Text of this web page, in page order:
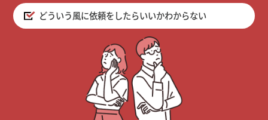
どういう風に依頼をしたらいいかわからない